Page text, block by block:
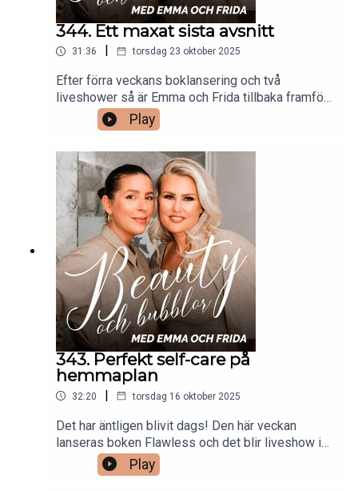
344. Ett maxat sista avsnitt
31:36 torsdag 23 oktober 2025
Efter förra veckans boklansering och två
liveshower så är Emma och Frida tillbaka framför
Beauty och Bubblor-micken, för en sista gång. I
detta avsnitt så pratar Frida och Emma om
händelserika och oförglömliga stunder som skett
under poddens drygt åttaåriga livstid. Minnen
som de delar tillsammans med er, kära lyssnare.
Stort tack till alla som varit med på den här
rackabajsar-beautyresan!
Play
343. Perfekt self-care på
hemmaplan
32:20 | torsdag 16 oktober 2025
Det har äntligen blivit dags! Den här veckan
lanseras boken Flawless och det blir liveshow i
både Stockholm och Göteborg. Och efter denna
fartfyllda tid med beautysnack, mingel och
Play